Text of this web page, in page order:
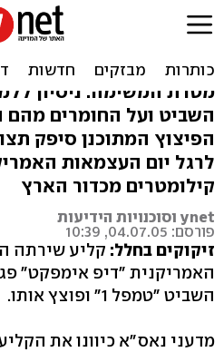
קליע שנורה
פוצץ בהצלחה
מטרת המשימה: ניסיון
השביט ועל החומרים מהם
הפיצוץ המתוכנן סיפק
קילומטרים מכדור הארץ
ynet וסוכנויות הידיעות
פורסם: 04.07.05, 10:39
זיקוקים בחלל: קליע שירתה
האמריקנית "דיפ אימפקט"
השביט "טמפל 1" ופוצץ אותו.
מדעני נאס"א כיוונו את